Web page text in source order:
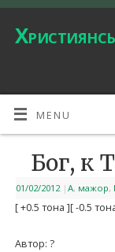
MENU
Бог, к
01/02/2012 | A, мажор,
[ +0.5 тона ][ -0.5
Автор: ?